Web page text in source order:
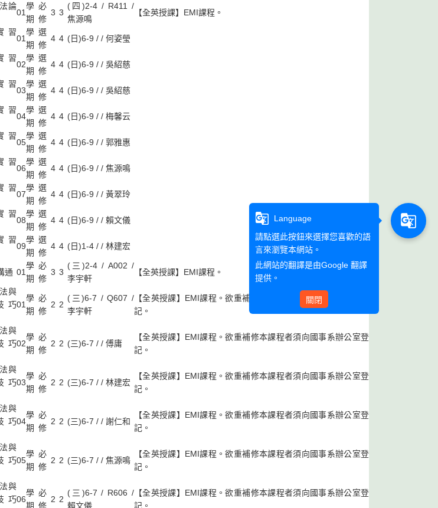
論
01
學
期
必
修
3 3
(四)2-4 / R411 /
焦源鳴
【全英授課】EMI課程。
習
01
學
期
選
修
4 4 (日)6-9 / / 何姿瑩
習
02
學
期
選
修
4 4 (日)6-9 / / 吳紹慈
習
03
學
期
選
修
4 4 (日)6-9 / / 吳紹慈
習
04
學
期
選
修
4 4 (日)6-9 / / 梅馨云
習
05
學
期
選
修
4 4 (日)6-9 / / 郭雅惠
習
06
學
期
選
修
4 4 (日)6-9 / / 焦源鳴
習
07
學
期
選
修
4 4 (日)6-9 / / 黃翠玲
習
08
學
期
選
修
4 4 (日)6-9 / / 賴文儀
習
09
學
期
選
修
4 4 (日)1-4 / / 林建宏
通 01
學
期
必
修
3 3
(三)2-4 / A002 /
李宇軒
【全英授課】EMI課程。
與
巧01
學
期
必
修
2 2
(三)6-7 / Q607 /
李宇軒
【全英授課】EMI課程。欲重補修本課程者須向國事系辦公室登
記。
與
巧02
學
期
必
修
2 2 (三)6-7 / / 傅庸
【全英授課】EMI課程。欲重補修本課程者須向國事系辦公室登
記。
與
巧03
學
期
必
修
2 2 (三)6-7 / / 林建宏
【全英授課】EMI課程。欲重補修本課程者須向國事系辦公室登
記。
與
巧04
學
期
必
修
2 2 (三)6-7 / / 謝仁和
【全英授課】EMI課程。欲重補修本課程者須向國事系辦公室登
記。
與
巧05
學
期
必
修
2 2 (三)6-7 / / 焦源鳴
【全英授課】EMI課程。欲重補修本課程者須向國事系辦公室登
記。
與
巧06
學
期
必
修
2 2
(三)6-7 / R606 /
賴文儀
【全英授課】EMI課程。欲重補修本課程者須向國事系辦公室登
記。
g_translate
Language
請點選此按鈕來選擇您喜歡的語
言來瀏覽本網站。
此網站的翻譯是由Google 翻譯
提供。
關閉
g_translate